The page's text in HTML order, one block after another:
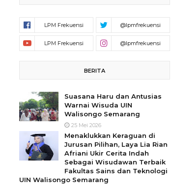
BERITA
Suasana Haru dan Antusias
Warnai Wisuda UIN
Walisongo Semarang
25 Mei 2026
Menaklukkan Keraguan di
Jurusan Pilihan, Laya Lia Rian
Afriani Ukir Cerita Indah
Sebagai Wisudawan Terbaik
Fakultas Sains dan Teknologi
UIN Walisongo Semarang